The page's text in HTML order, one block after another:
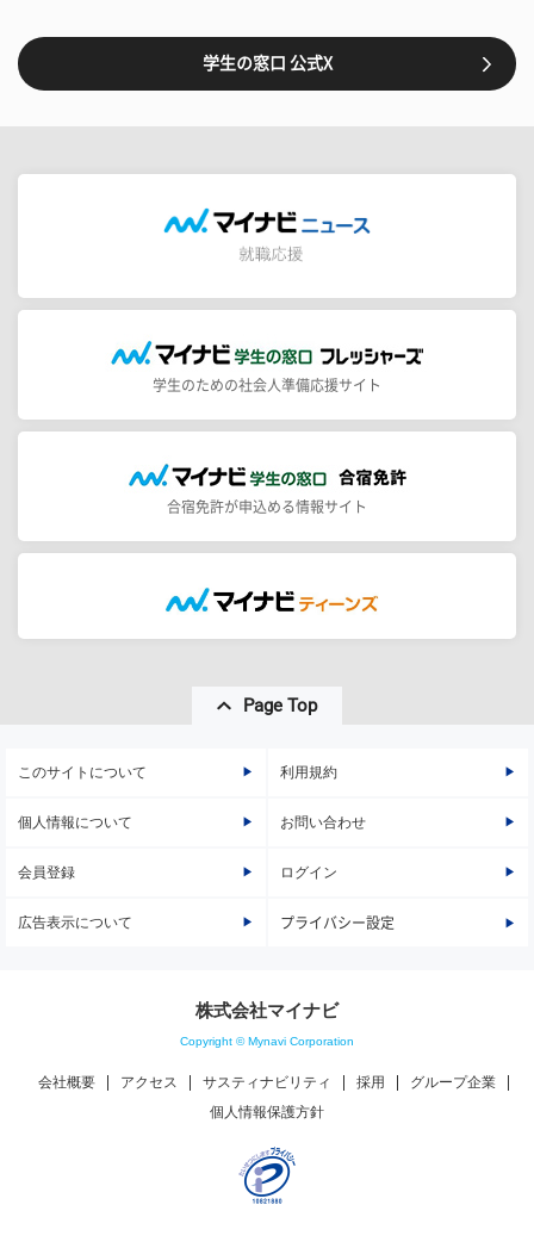
学生の窓口 公式X
学生のための社会人準備応援サイト
合宿免許が申込める情報サイト
Page Top
このサイトについて 利用規約
個人情報について お問い合わせ
会員登録 ログイン
広告表示について プライバシー設定
株式会社マイナビ
Copyright © Mynavi Corporation
会社概要 アクセス サスティナビリティ 採用
グループ企業
個人情報保護方針